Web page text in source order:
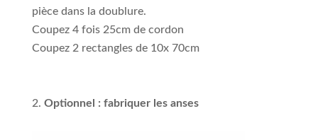
pièce dans la doublure.
Coupez 4 fois 25cm de cordon
Coupez 2 rectangles de 10x 70cm
Optionnel : fabriquer les anses